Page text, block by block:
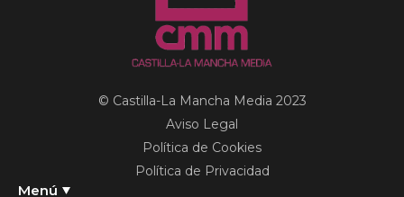
Menú
© Castilla-La Mancha Media 2023
Aviso Legal
Política de Cookies
Política de Privacidad